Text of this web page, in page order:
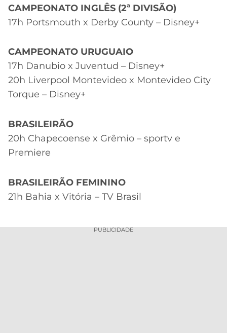
CAMPEONATO INGLÊS (2ª DIVISÃO)
17h Portsmouth x Derby County – Disney+
CAMPEONATO URUGUAIO
17h Danubio x Juventud – Disney+
20h Liverpool Montevideo x Montevideo City
Torque – Disney+
BRASILEIRÃO
20h Chapecoense x Grêmio – sportv e
Premiere
BRASILEIRÃO FEMININO
21h Bahia x Vitória – TV Brasil
PUBLICIDADE